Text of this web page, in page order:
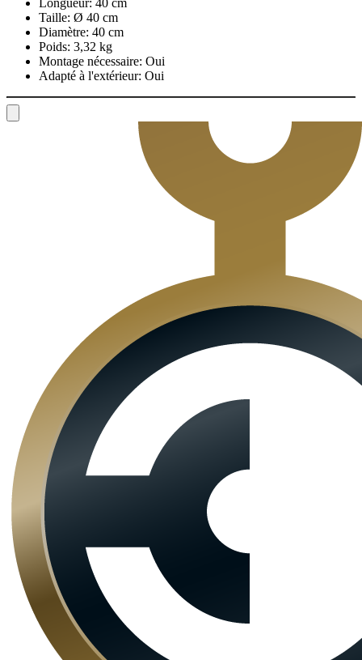
Longueur: 40 cm
Taille: Ø 40 cm
Diamètre: 40 cm
Poids: 3,32 kg
Montage nécessaire: Oui
Adapté à l'extérieur: Oui